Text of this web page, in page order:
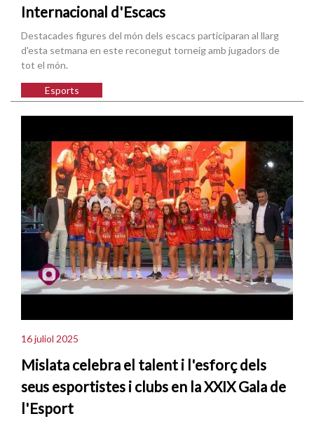
Internacional d'Escacs
Destacades figures del món dels escacs participaran al llarg
d'esta setmana en este reconegut torneig amb jugadors de
tot el món.
Esports
16 juliol 2025
Mislata celebra el talent i l'esforç dels
seus esportistes i clubs en la XXIX Gala de
l'Esport